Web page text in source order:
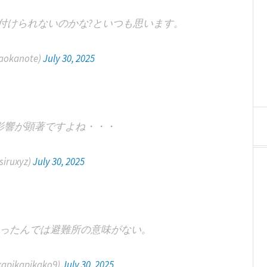
られないのかな?といつも思います。
July 30, 2025
が顕著ですよね・・・
July 30, 2025
たんでは避難所の意味がない。